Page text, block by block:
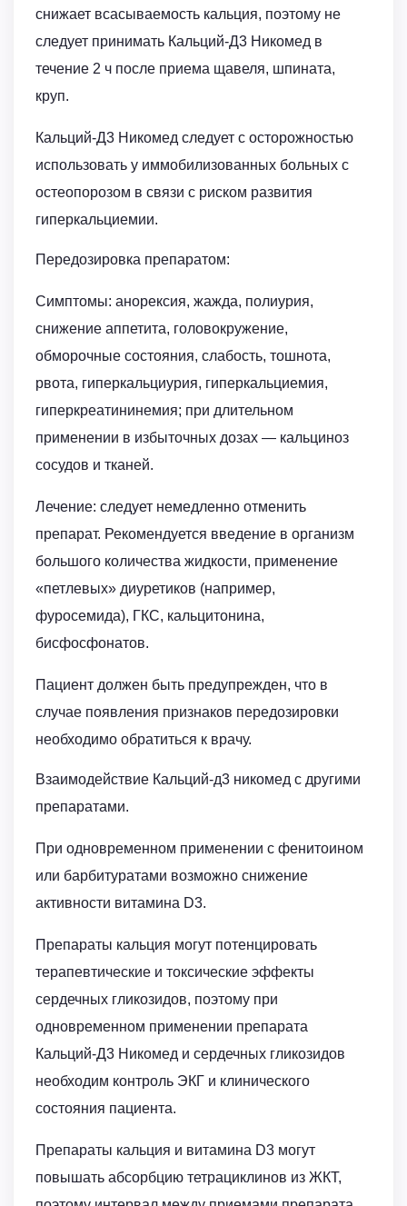
снижает всасываемость кальция, поэтому не
следует принимать Кальций-Д3 Никомед в
течение 2 ч после приема щавеля, шпината,
круп.
Кальций-Д3 Никомед следует с осторожностью
использовать у иммобилизованных больных с
остеопорозом в связи с риском развития
гиперкальциемии.
Передозировка препаратом:
Симптомы: анорексия, жажда, полиурия,
снижение аппетита, головокружение,
обморочные состояния, слабость, тошнота,
рвота, гиперкальциурия, гиперкальциемия,
гиперкреатининемия; при длительном
применении в избыточных дозах — кальциноз
сосудов и тканей.
Лечение: следует немедленно отменить
препарат. Рекомендуется введение в организм
большого количества жидкости, применение
«петлевых» диуретиков (например,
фуросемида), ГКС, кальцитонина,
бисфосфонатов.
Пациент должен быть предупрежден, что в
случае появления признаков передозировки
необходимо обратиться к врачу.
Взаимодействие Кальций-д3 никомед с другими
препаратами.
При одновременном применении с фенитоином
или барбитуратами возможно снижение
активности витамина D3.
Препараты кальция могут потенцировать
терапевтические и токсические эффекты
сердечных гликозидов, поэтому при
одновременном применении препарата
Кальций-Д3 Никомед и сердечных гликозидов
необходим контроль ЭКГ и клинического
состояния пациента.
Препараты кальция и витамина D3 могут
повышать абсорбцию тетрациклинов из ЖКТ,